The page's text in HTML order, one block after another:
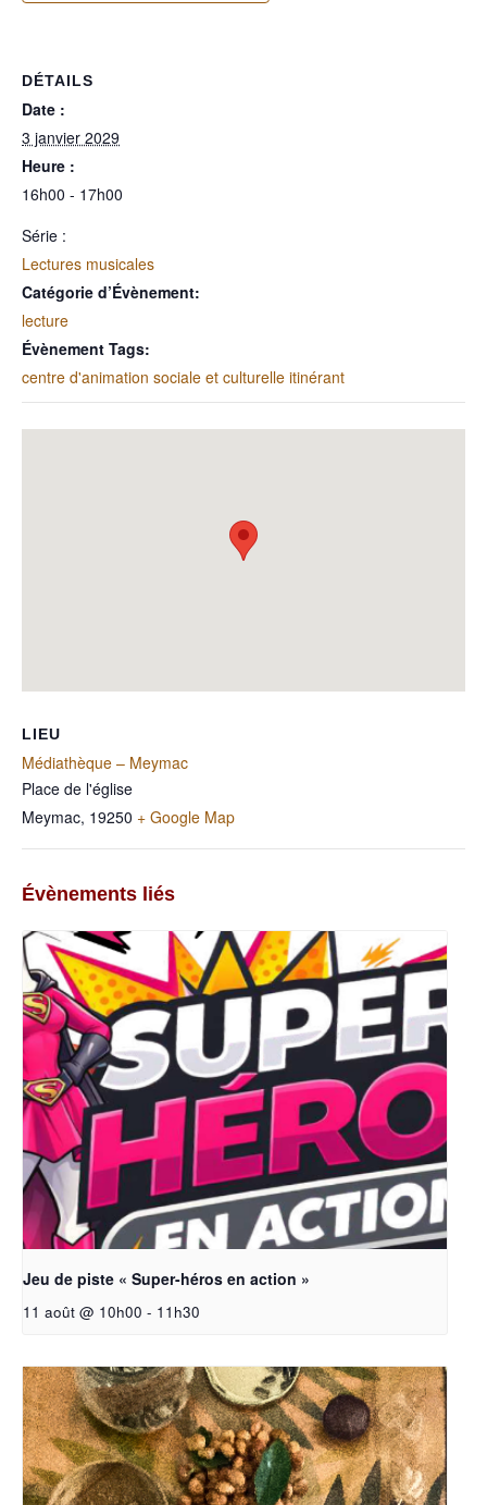
DÉTAILS
Date :
3 janvier 2029
Heure :
16h00 - 17h00
Série :
Lectures musicales
Catégorie d’Évènement:
lecture
Évènement Tags:
centre d'animation sociale et culturelle itinérant
LIEU
Médiathèque – Meymac
Place de l'église
Meymac, 19250 + Google Map
Évènements liés
Jeu de piste « Super-héros en action »
11 août @ 10h00 - 11h30